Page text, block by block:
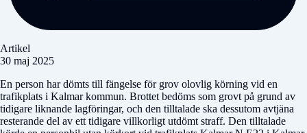
Artikel
30 maj 2025
En person har dömts till fängelse för grov olovlig körning vid en
trafikplats i Kalmar kommun. Brottet bedöms som grovt på grund av
tidigare liknande lagföringar, och den tilltalade ska dessutom avtjäna
resterande del av ett tidigare villkorligt utdömt straff. Den tilltalade